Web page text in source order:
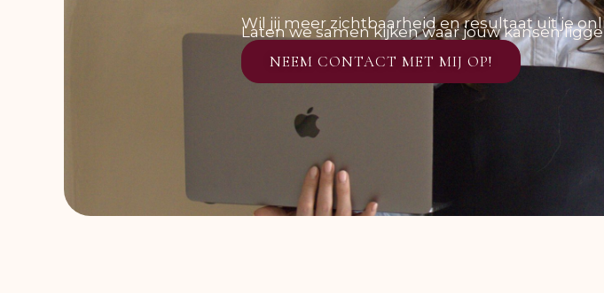
Wil jij meer zichtbaarheid en resultaat uit je
Laten we samen kijken waar jouw kansen
NEEM CONTACT MET MIJ OP!